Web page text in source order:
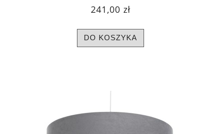
241,00 zł
DO KOSZYKA